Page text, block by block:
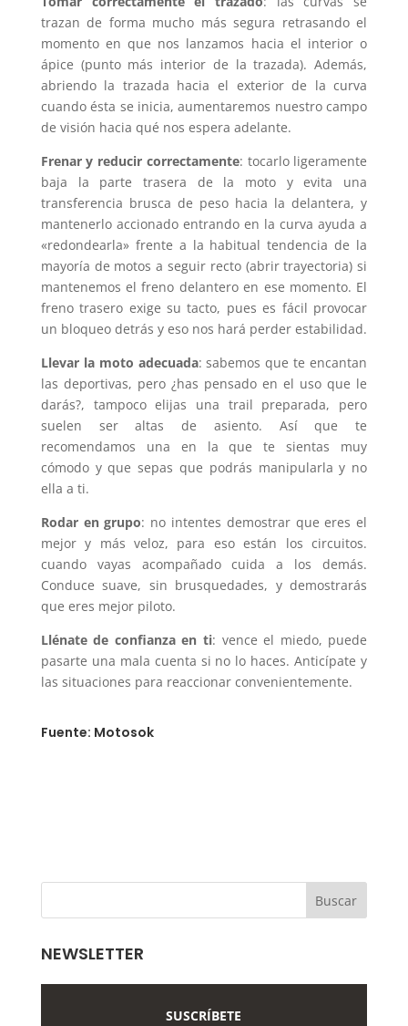
trazan de forma mucho más segura retrasando el
momento en que nos lanzamos hacia el interior o
ápice (punto más interior de la trazada). Además,
abriendo la trazada hacia el exterior de la curva
cuando ésta se inicia, aumentaremos nuestro campo
de visión hacia qué nos espera adelante.
Frenar y reducir correctamente: tocarlo ligeramente
baja la parte trasera de la moto y evita una
transferencia brusca de peso hacia la delantera, y
mantenerlo accionado entrando en la curva ayuda a
«redondearla» frente a la habitual tendencia de la
mayoría de motos a seguir recto (abrir trayectoria) si
mantenemos el freno delantero en ese momento. El
freno trasero exige su tacto, pues es fácil provocar
un bloqueo detrás y eso nos hará perder estabilidad.
Llevar la moto adecuada: sabemos que te encantan
las deportivas, pero ¿has pensado en el uso que le
darás?, tampoco elijas una trail preparada, pero
suelen ser altas de asiento. Así que te
recomendamos una en la que te sientas muy
cómodo y que sepas que podrás manipularla y no
ella a ti.
Rodar en grupo: no intentes demostrar que eres el
mejor y más veloz, para eso están los circuitos.
cuando vayas acompañado cuida a los demás.
Conduce suave, sin brusquedades, y demostrarás
que eres mejor piloto.
Llénate de confianza en ti: vence el miedo, puede
pasarte una mala cuenta si no lo haces. Anticípate y
las situaciones para reaccionar convenientemente.
Fuente: Motosok
NEWSLETTER
SUSCRÍBETE